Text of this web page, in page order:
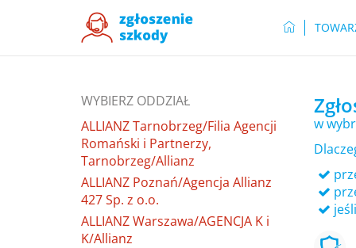
WYBIERZ ODDZIAŁ
ALLIANZ Tarnobrzeg/Filia Agencji
Romański i Partnerzy,
Tarnobrzeg/Allianz
ALLIANZ Poznań/Agencja Allianz
427 Sp. z o.o.
ALLIANZ Warszawa/AGENCJA K i
K/Allianz
w